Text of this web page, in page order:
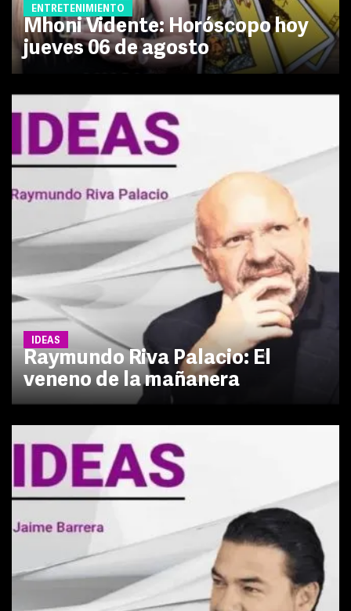
ENTRETENIMIENTO
Mhoni Vidente: Horóscopo hoy
jueves 06 de agosto
IDEAS
Raymundo Riva Palacio: El
veneno de la mañanera